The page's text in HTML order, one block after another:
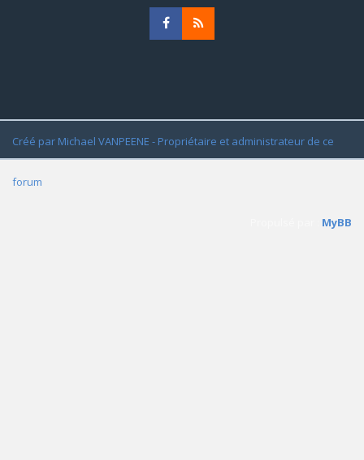
Créé par Michael VANPEENE - Propriétaire et administrateur de ce
forum
MyBB